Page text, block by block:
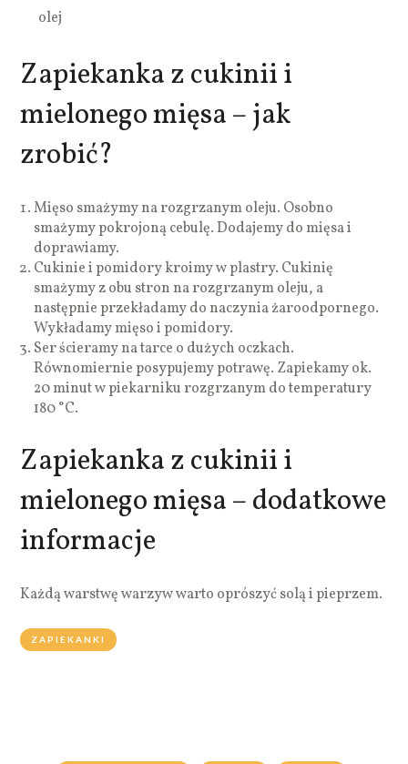
olej
Zapiekanka z cukinii i
mielonego mięsa – jak
zrobić?
Mięso smażymy na rozgrzanym oleju. Osobno
smażymy pokrojoną cebulę. Dodajemy do mięsa i
doprawiamy.
Cukinie i pomidory kroimy w plastry. Cukinię
smażymy z obu stron na rozgrzanym oleju, a
następnie przekładamy do naczynia żaroodpornego.
Wykładamy mięso i pomidory.
Ser ścieramy na tarce o dużych oczkach.
Równomiernie posypujemy potrawę. Zapiekamy ok.
20 minut w piekarniku rozgrzanym do temperatury
180 °C.
Zapiekanka z cukinii i
mielonego mięsa – dodatkowe
informacje
Każdą warstwę warzyw warto oprószyć solą i pieprzem.
ZAPIEKANKI